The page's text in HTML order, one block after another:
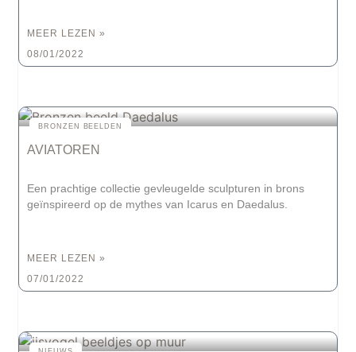
MEER LEZEN »
08/01/2022
BRONZEN BEELDEN
AVIATOREN
Een prachtige collectie gevleugelde sculpturen in brons
geïnspireerd op de mythes van Icarus en Daedalus.
MEER LEZEN »
07/01/2022